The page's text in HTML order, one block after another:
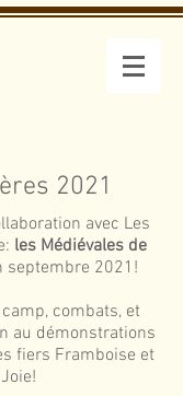
2021
avec Les
les Médiévales de
septembre 2021!
combats, et
au démonstrations
fiers Framboise et